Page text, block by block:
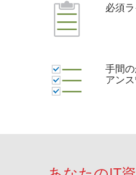
必須
手間
アン